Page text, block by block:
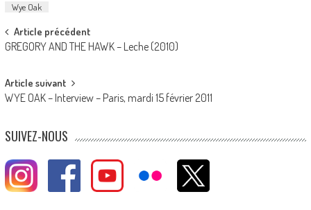
Wye Oak
Post
navigation
Article précédent
GREGORY AND THE HAWK – Leche (2010)
Article suivant
WYE OAK – Interview – Paris, mardi 15 février 2011
SUIVEZ-NOUS